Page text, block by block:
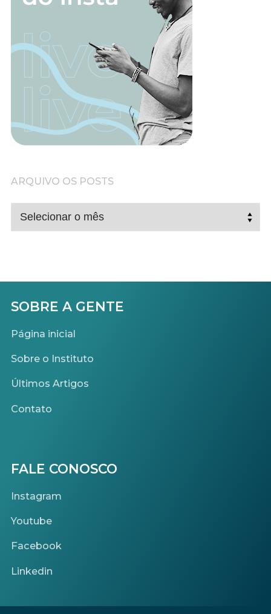
ARQUIVO OS POSTS
ARQUIVO
OS
SOBRE A GENTE
Página inicial
Sobre o Instituto
Últimos Artigos
Contato
FALE CONOSCO
Instagram
Youtube
Facebook
Linkedin